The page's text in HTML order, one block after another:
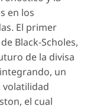
en los
El primer
Black-Scholes,
de la divisa
un
volatilidad
el cual